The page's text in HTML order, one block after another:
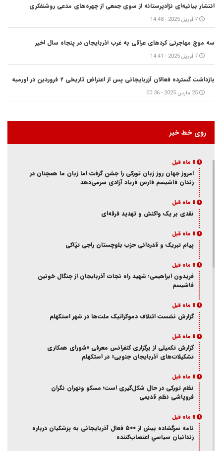
انتشار بیانیه‌ای نژادپرستانه از سوی جمعی از چهره‌های مدعی روشنفکری
7 آوریل 2025 - 14:48
سه موج مهاجرتی کردهای عراقی به غرب آذربایجان در پنجاه سال اخیر
7 آوریل 2025 - 14:41
بازداشت گسترده فعالان آزربایجانی پس از اعتراض تاریخی ۲ فروردین در اورمیه
25 مارس 2025 - 00:36
روی خط خبر
8 ماه قبل
امروز جهان روز زبان تورکی را جشن گرفت اما زبان ما همچنان در
زندان فاشیسم فارس فریاد آزادی سر‌می‌دهد
8 ماه قبل
نقدی بر یک واکنش و‌ تهدید فرقه‌ای
8 ماه قبل
پیام تبریک و قدردانی حزب بلوچستان راجی تپّاکی
8 ماه قبل
فریدون ابراهیمی؛ شهید راه نجات آذربایجان از چنگال خونین
فاشیسم
8 ماه قبل
گزارش نشست ائتلاف دموکراتیک ملت‌ها در شهر استکهلم
8 ماه قبل
گزارش تکمیلی از برگزاری کنفرانس معرفی «شورای همکاری
تشکیلات‌های آذربایجان جنوبی» در استکهلم
8 ماه قبل
نظم تورکی در حال شکل‌گیری است؛ مسکو وتهران نگران
فروپاشی نظم قدیمی
8 ماه قبل
نامه سرگشاده بیش از ۵۰۰ فعال آذربایجانی به پزشکیان درباره
زندانیان سیاسیِ اعتصاب‌کننده